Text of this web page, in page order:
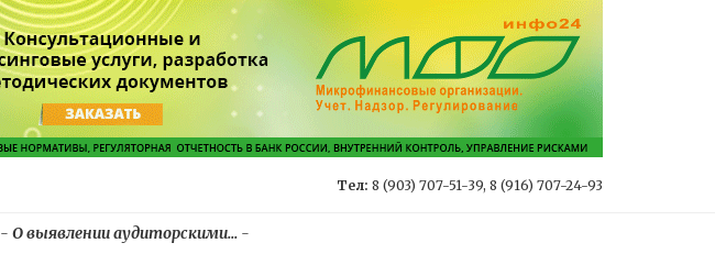
Тел: 8 (903) 707-51-39, 8 (916) 707-24-93
- О выявлении аудиторскими... -